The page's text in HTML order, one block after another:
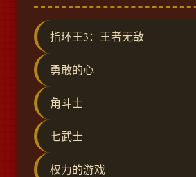
指环王3：王者无敌
勇敢的心
角斗士
七武士
权力的游戏